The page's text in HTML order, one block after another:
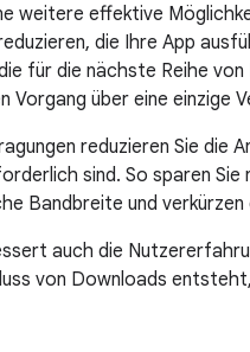
weitere effektive
die Ihre App
für die nächste Reihe
Vorgang über eine einzige
reduzieren Sie die
sind. So sparen
Bandbreite und
auch die
von Downloads